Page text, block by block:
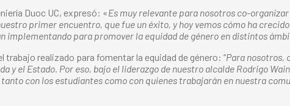
Duoc UC, expresó: «Es muy relevante para nosotros co-
primer encuentro, que fue un éxito, y hoy vemos cómo ha
implementando para promover la equidad de género en distintos
trabajo realizado para fomentar la equidad de género: “Para nosotros,
y el Estado. Por eso, bajo el liderazgo de nuestro alcalde Rodrigo
con los estudiantes como con quienes trabajarán en nuestra